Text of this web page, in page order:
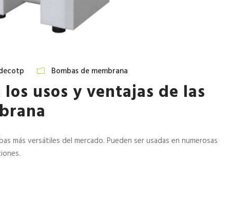
Bombas de membrana
usos y ventajas de las
más versátiles del mercado. Pueden ser usadas en numerosas